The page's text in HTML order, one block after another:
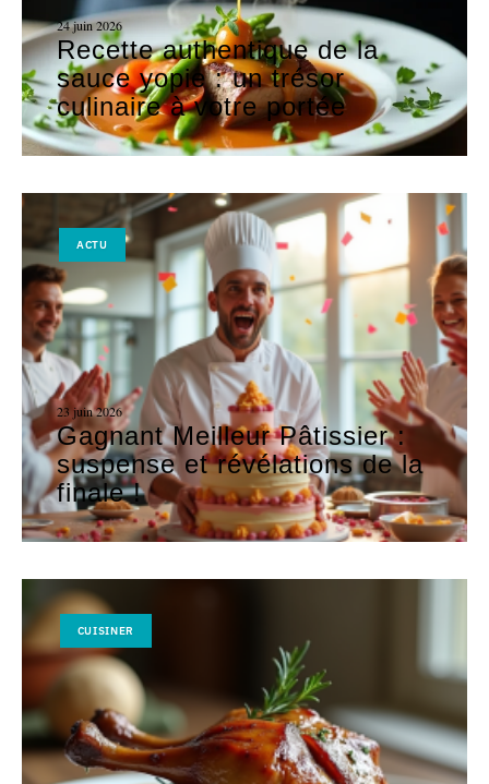
24 juin 2026
Recette authentique de la
sauce yopie : un trésor
culinaire à votre portée
ACTU
23 juin 2026
Gagnant Meilleur Pâtissier :
suspense et révélations de la
finale !
CUISINER